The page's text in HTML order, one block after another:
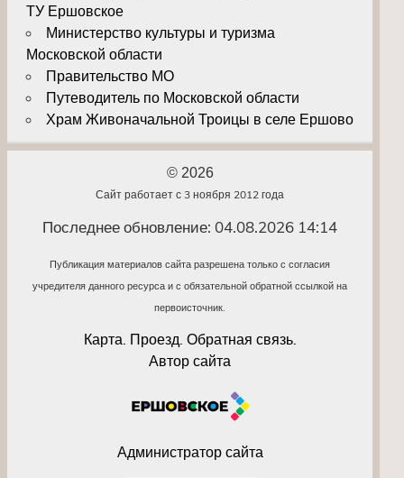
ТУ Ершовское
Министерство культуры и туризма
Московской области
Правительство МО
Путеводитель по Московской области
Храм Живоначальной Троицы в селе Ершово
© 2026
Сайт работает с 3 ноября 2012 года
Последнее обновление: 04.08.2026 14:14
Публикация материалов сайта разрешена только с согласия
учредителя данного ресурса и с обязательной обратной ссылкой на
первоисточник.
Карта. Проезд. Обратная связь.
Автор сайта
Администратор сайта